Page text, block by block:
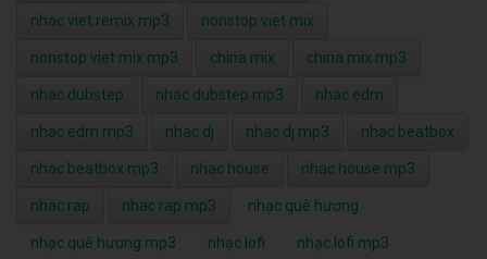
nhac viet remix mp3 nonstop viet mix
nonstop viet mix mp3 china mix china mix mp3
nhac dubstep nhac dubstep mp3 nhac edm
nhac edm mp3 nhac dj nhac dj mp3 nhac beatbox
nhac beatbox mp3 nhac house nhac house mp3
nhac rap nhac rap mp3 nhạc quê hương
nhạc quê hương mp3 nhạc lofi nhạc lofi mp3